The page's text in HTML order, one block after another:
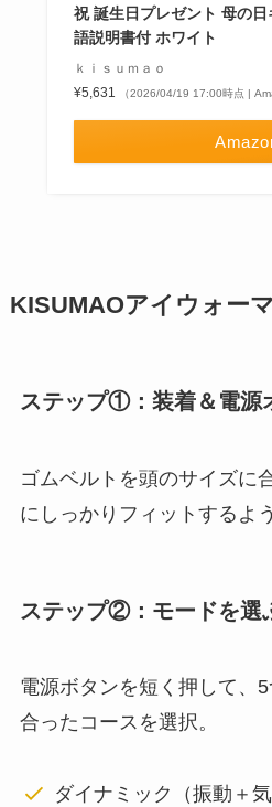
祝 誕生日プレゼント 母の
語説明書付 ホワイト
ｋｉｓｕｍａｏ
¥5,631
（2026/04/19 17:00時点 |
KISUMAOアイウォー
ステップ①：装着＆電源
ゴムベルトを頭のサイズに
にしっかりフィットするよ
ステップ②：モードを選
電源ボタンを短く押して、
合ったコースを選択。
ダイナミック（振動＋気